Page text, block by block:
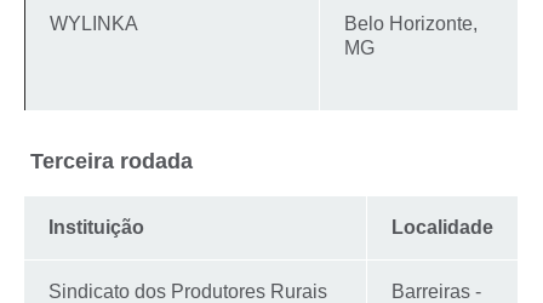
WYLINKA
Belo Horizonte,
MG
Terceira rodada
Instituição Localidade
Sindicato dos Produtores Rurais
Barreiras -